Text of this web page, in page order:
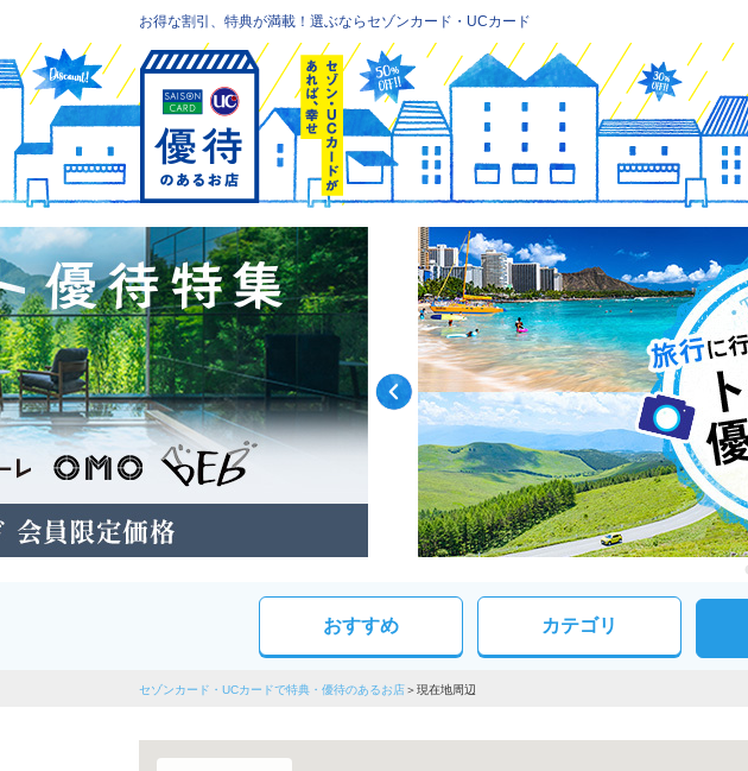
お得な割引、特典が満載！選ぶならセゾンカード・UCカード
おすすめ カテゴリ
セゾンカード・UCカードで特典・優待のあるお店 現在地周辺